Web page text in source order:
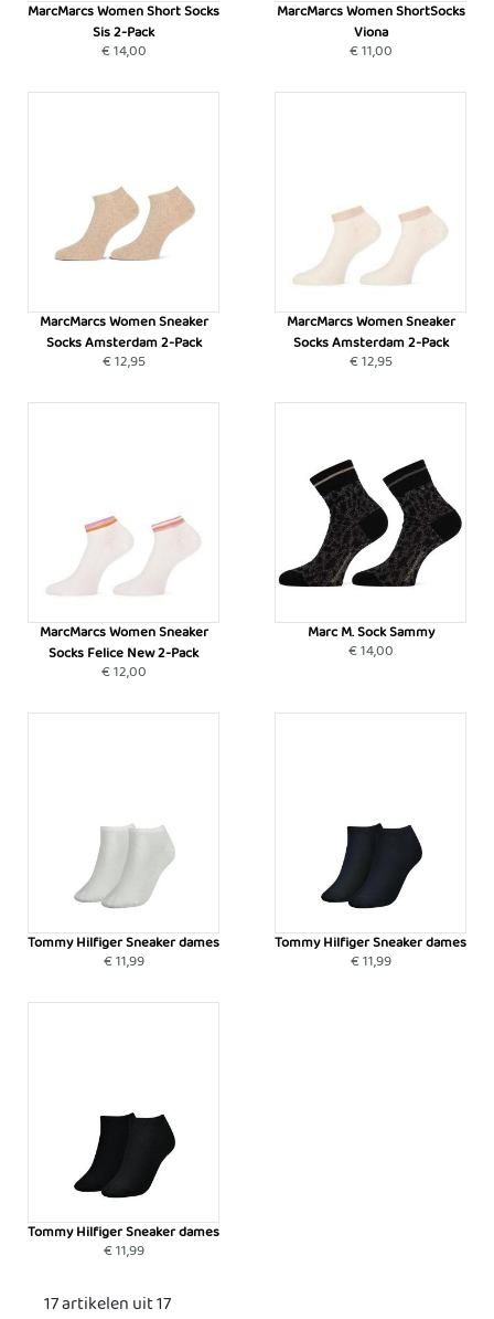
MarcMarcs Women Short Socks
Sis 2-Pack
€ 14,00
MarcMarcs Women ShortSocks
Viona
€ 11,00
MarcMarcs Women Sneaker
Socks Amsterdam 2-Pack
€ 12,95
MarcMarcs Women Sneaker
Socks Amsterdam 2-Pack
€ 12,95
MarcMarcs Women Sneaker
Socks Felice New 2-Pack
€ 12,00
Marc M. Sock Sammy
€ 14,00
Tommy Hilfiger Sneaker dames
€ 11,99
Tommy Hilfiger Sneaker dames
€ 11,99
Tommy Hilfiger Sneaker dames
€ 11,99
17 artikelen uit 17